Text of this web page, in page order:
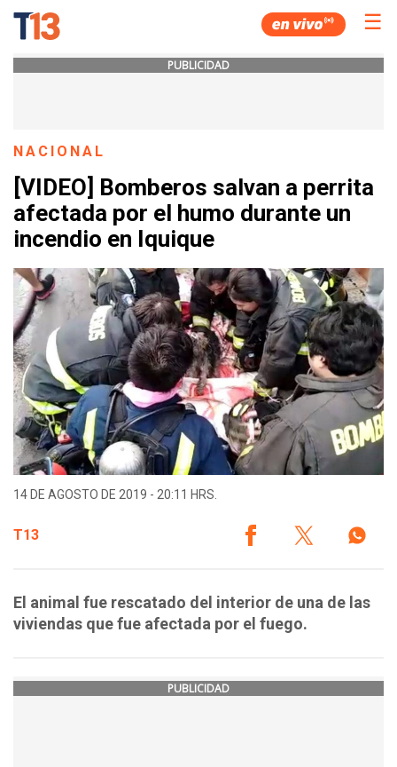
☰
PUBLICIDAD
NACIONAL
[VIDEO] Bomberos salvan a perrita
afectada por el humo durante un
incendio en Iquique
14 DE AGOSTO DE 2019 - 20:11 HRS.
T13
El animal fue rescatado del interior de una de las
viviendas que fue afectada por el fuego.
PUBLICIDAD